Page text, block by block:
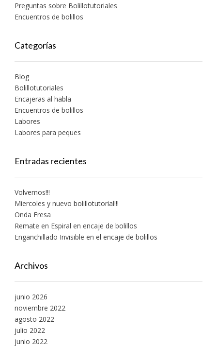
Preguntas sobre Bolillotutoriales
Encuentros de bolillos
Categorías
Blog
Bolillotutoriales
Encajeras al habla
Encuentros de bolillos
Labores
Labores para peques
Entradas recientes
Volvemos!!!
Miercoles y nuevo bolillotutorial!!!
Onda Fresa
Remate en Espiral en encaje de bolillos
Enganchillado Invisible en el encaje de bolillos
Archivos
junio 2026
noviembre 2022
agosto 2022
julio 2022
junio 2022